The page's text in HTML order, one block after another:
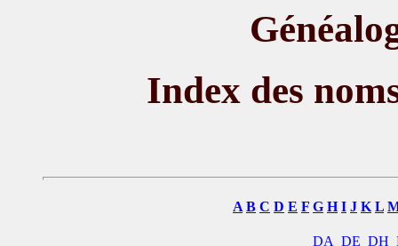
Index des
A B C D E F G H I J K L
DA DE DH